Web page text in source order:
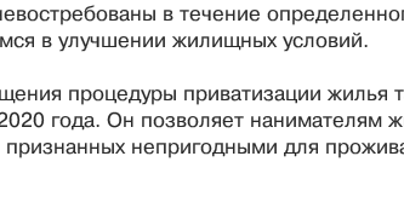
в течение
в улучшении жилищных условий.
процедуры приватизации жилья
года. Он позволяет нанимателям
непригодными для